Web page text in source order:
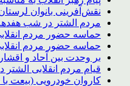
نقش‌آفرینی بانوان
مردم الشتر در شب هفدهم
حماسه حضور مردم
حماسه حضور مردم
بر وحدت بین آحاد و
قیام مردم انقلابی
کاروان خودرویی (بیعت